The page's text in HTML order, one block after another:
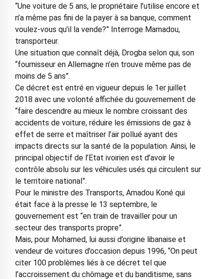
“Une voiture de 5 ans, le propriétaire l’utilise encore et
n’a même pas fini de la payer à sa banque, comment
voulez-vous qu’il la vende?” Interroge Mamadou,
transporteur.
Une situation que connaît déjà, Drogba selon qui, son
“fournisseur en Allemagne n’en trouve même pas de
moins de 5 ans”.
Ce décret est entré en vigueur depuis le 1er juillet
2018 avec une volonté affichée du gouvernement de
“faire descendre au mieux le nombre croissant des
accidents de voiture, réduire les émissions de gaz à
effet de serre et maîtriser l’air pollué ayant des
impacts directs sur la santé de la population. Ainsi, le
principal objectif de l’Etat ivoirien est d’avoir le
contrôle absolu sur les véhicules usés qui circulent sur
le territoire national”.
Pour le ministre des Transports, Amadou Koné qui
était face à la presse le 13 septembre, le
gouvernement est “en train de travailler pour un
secteur des transports propre”.
Mais, pour Mohamed, lui aussi d’origine libanaise et
vendeur de voitures d’occasion depuis 1996, “On peut
citer 100 problèmes liés à ce décret tel que
l’accroissement du chômage et du banditisme, sans